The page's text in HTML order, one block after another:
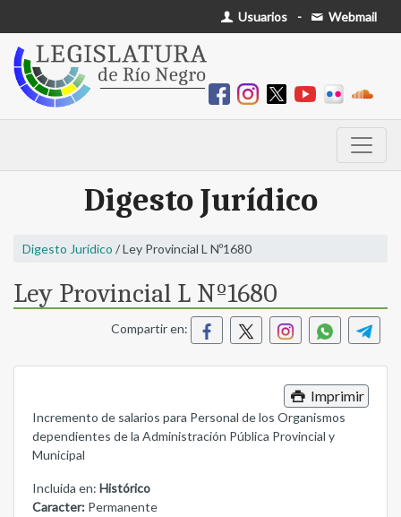
Usuarios - Webmail
Digesto Jurídico
Digesto Jurídico / Ley Provincial L Nº1680
Ley Provincial L Nº1680
Compartir en:
Imprimir
Incremento de salarios para Personal de los Organismos
dependientes de la Administración Pública Provincial y
Municipal
Incluida en: Histórico
Caracter: Permanente